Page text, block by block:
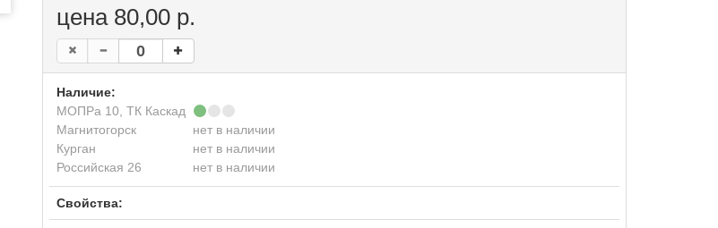
цена 80,00 р.
Наличие:
МОПРа 10, ТК Каскад
Магнитогорск
нет в наличии
Курган
нет в наличии
Российская 26
нет в наличии
Свойства: